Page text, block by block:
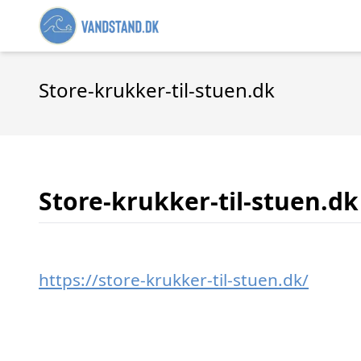
Store-krukker-til-stuen.dk
Store-krukker-til-stuen.dk
https://store-krukker-til-stuen.dk/